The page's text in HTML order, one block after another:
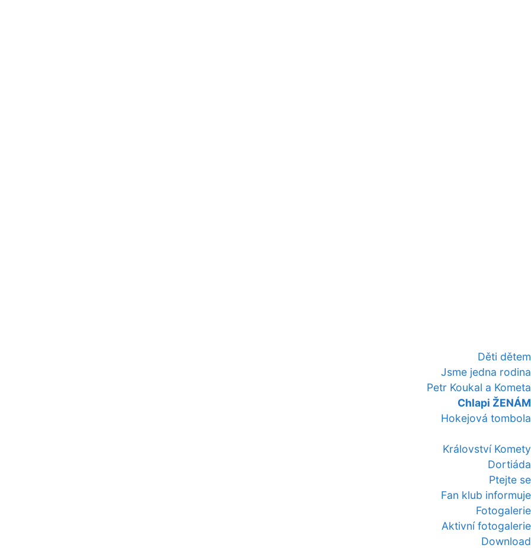
Děti dětem
Jsme jedna rodina
Petr Koukal a Kometa
Chlapi ŽENÁM
Hokejová tombola
Království Komety
Dortiáda
Ptejte se
Fan klub informuje
Fotogalerie
Aktivní fotogalerie
Download